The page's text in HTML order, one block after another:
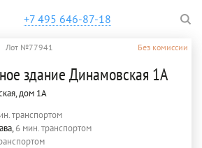
+7 495 646-87-18
Лот №77941 Без комиссии
здание Динамовская 1А
дом 1А
транспортом
6 мин. транспортом